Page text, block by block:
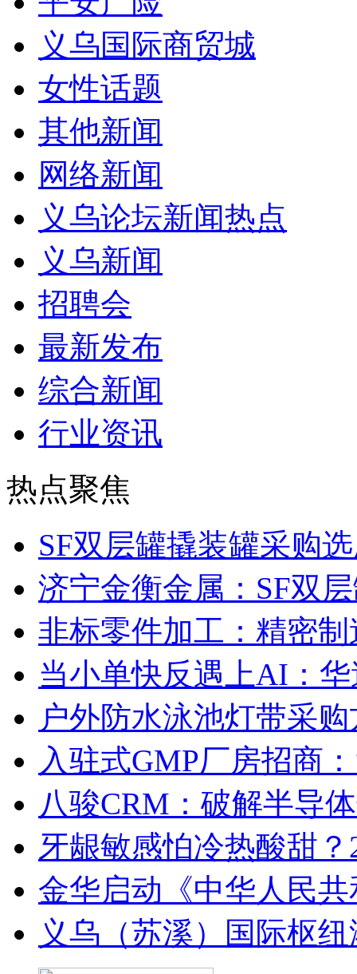
义乌国际商贸城
女性话题
其他新闻
网络新闻
义乌论坛新闻热点
义乌新闻
招聘会
最新发布
综合新闻
行业资讯
热点聚焦
SF双层罐撬装罐采购
济宁金衡金属：SF双
非标零件加工：精密
当小单快反遇上AI：
户外防水泳池灯带采
入驻式GMP厂房招商
八骏CRM：破解半导
牙龈敏感怕冷热酸甜
金华启动《中华人民
义乌（苏溪）国际枢